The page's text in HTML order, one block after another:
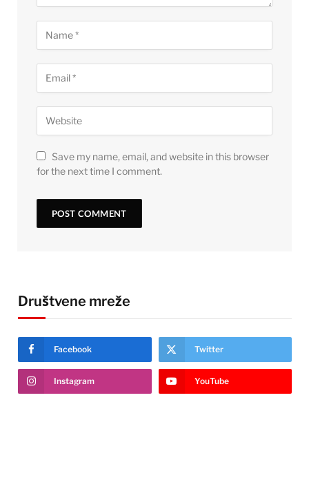
Save my name, email, and website in this browser
for the next time I comment.
Društvene mreže
Facebook Twitter
Instagram YouTube